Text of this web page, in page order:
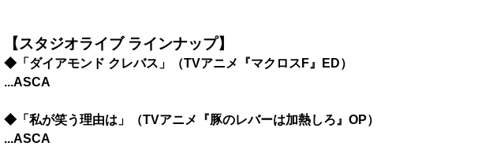
【スタジオライブ ラインナップ】
◆「ダイアモンド クレバス」
（TVアニメ『マクロスF』ED）
...ASCA
◆「私が笑う理由は」
（TVアニメ『豚のレバーは加熱しろ』OP）
...ASCA